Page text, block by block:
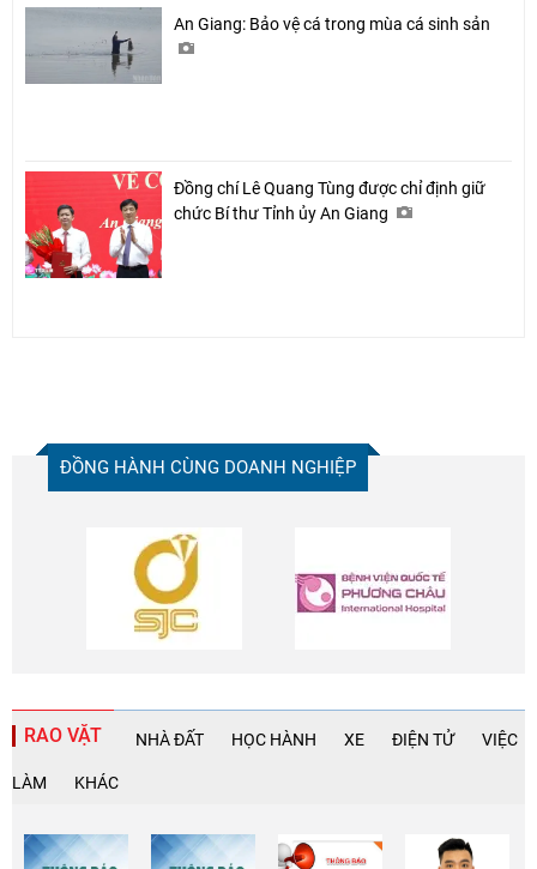
An Giang: Bảo vệ cá trong mùa cá sinh sản
Đồng chí Lê Quang Tùng được chỉ định giữ
chức Bí thư Tỉnh ủy An Giang
ĐỒNG HÀNH CÙNG DOANH NGHIỆP
RAO VẶT NHÀ ĐẤT HỌC HÀNH XE ĐIỆN TỬ VIỆC
LÀM KHÁC